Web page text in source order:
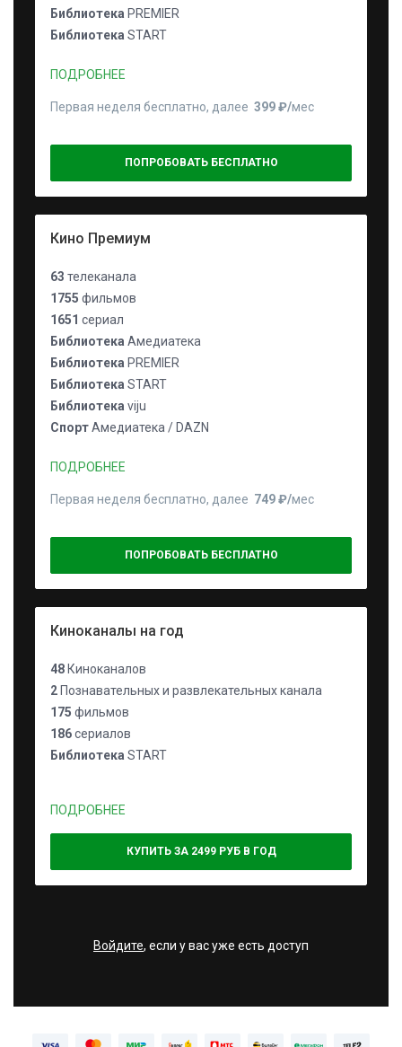
Библиотека PREMIER
Библиотека START
ПОДРОБНЕЕ
Первая неделя бесплатно, далее 399 ₽⁠/⁠мес
ПОПРОБОВАТЬ БЕСПЛАТНО
Кино Премиум
63 телеканала
1755 фильмов
1651 сериал
Библиотека Амедиатека
Библиотека PREMIER
Библиотека START
Библиотека viju
СпортАмедиатека / DAZN
ПОДРОБНЕЕ
Первая неделя бесплатно, далее 749 ₽⁠/⁠мес
ПОПРОБОВАТЬ БЕСПЛАТНО
Киноканалы на год
48 Киноканалов
2 Познавательных и развлекательных канала
175 фильмов
186сериалов
Библиотека START
ПОДРОБНЕЕ
КУПИТЬ ЗА 2499 РУБ В ГОД
Войдите, если у вас уже есть доступ